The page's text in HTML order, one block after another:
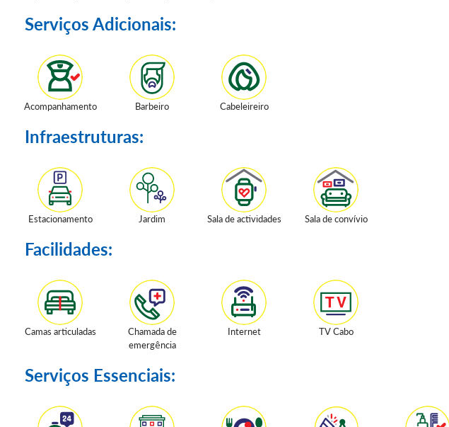
Serviços Adicionais:
Acompanhamento Barbeiro Cabeleireiro
Infraestruturas:
Estacionamento Jardim Sala de actividades Sala de convívio
Facilidades:
Camas articuladas
Chamada de
emergência
Internet TV Cabo
Serviços Essenciais: